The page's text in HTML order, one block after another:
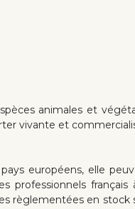
animales et
vivante et
européens, elle
professionnels
règlementées en